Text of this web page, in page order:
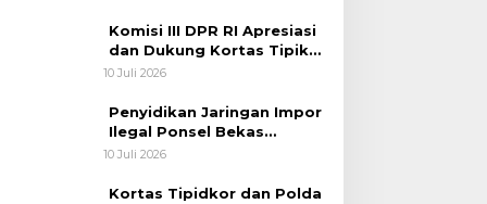
Habema
Komisi III DPR RI Apresiasi
dan Dukung Kortas Tipikor
Polri Usut Dugaan Korupsi
10 Juli 2026
Penyidikan Jaringan Impor
Ilegal Ponsel Bekas
Rampung, Tiga Tersangka
10 Juli 2026
Kortas Tipidkor dan Polda